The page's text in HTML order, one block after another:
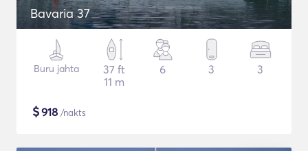
Bavaria 37
Buru jahta
37 ft
11 m
6 3 3
$918 /nakts